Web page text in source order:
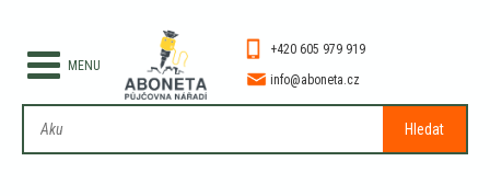
Hledat
+420 605 979 919
info@aboneta.cz